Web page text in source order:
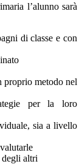
l’alunno sarà
di classe e con
proprio metodo nel
per la loro
sia a livello
degli altri